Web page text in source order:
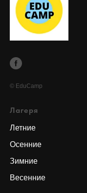
© EduCamp
Лагеря
Летние
Осенние
Зимние
Весенние